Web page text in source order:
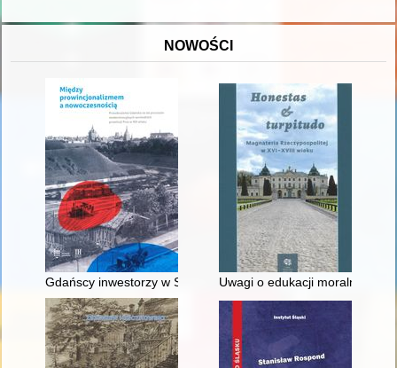
NOWOŚCI
Gdańscy inwestorzy w Sopocie : prestiż finansowy i
Uwagi o edukacji moralnej